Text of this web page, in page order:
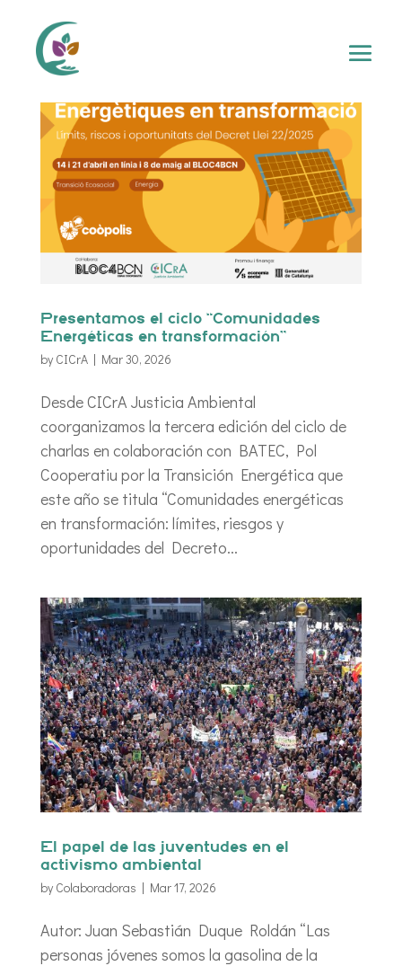
Presentamos el ciclo “Comunidades
Energéticas en transformación”
by CICrA| Mar 30, 2026
Desde CICrA Justicia Ambiental
coorganizamos la tercera edición del ciclo de
charlas en colaboración con BATEC, Pol
Cooperatiu por la Transición Energética que
este año se titula “Comunidades energéticas
en transformación: límites, riesgos y
oportunidades del Decreto...
El papel de las juventudes en el
activismo ambiental
by Colaboradoras | Mar 17, 2026
Autor: Juan Sebastián Duque Roldán “Las
personas jóvenes somos la gasolina de la